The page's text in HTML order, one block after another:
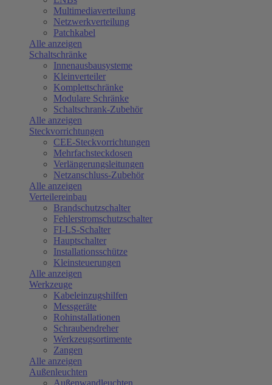
Multimediaverteilung
Netzwerkverteilung
Patchkabel
Alle anzeigen
Schaltschränke
Innenausbausysteme
Kleinverteiler
Komplettschränke
Modulare Schränke
Schaltschrank-Zubehör
Alle anzeigen
Steckvorrichtungen
CEE-Steckvorrichtungen
Mehrfachsteckdosen
Verlängerungsleitungen
Netzanschluss-Zubehör
Alle anzeigen
Verteilereinbau
Brandschutzschalter
Fehlerstromschutzschalter
FI-LS-Schalter
Hauptschalter
Installationsschütze
Kleinsteuerungen
Alle anzeigen
Werkzeuge
Kabeleinzugshilfen
Messgeräte
Rohinstallationen
Schraubendreher
Werkzeugsortimente
Zangen
Alle anzeigen
Außenleuchten